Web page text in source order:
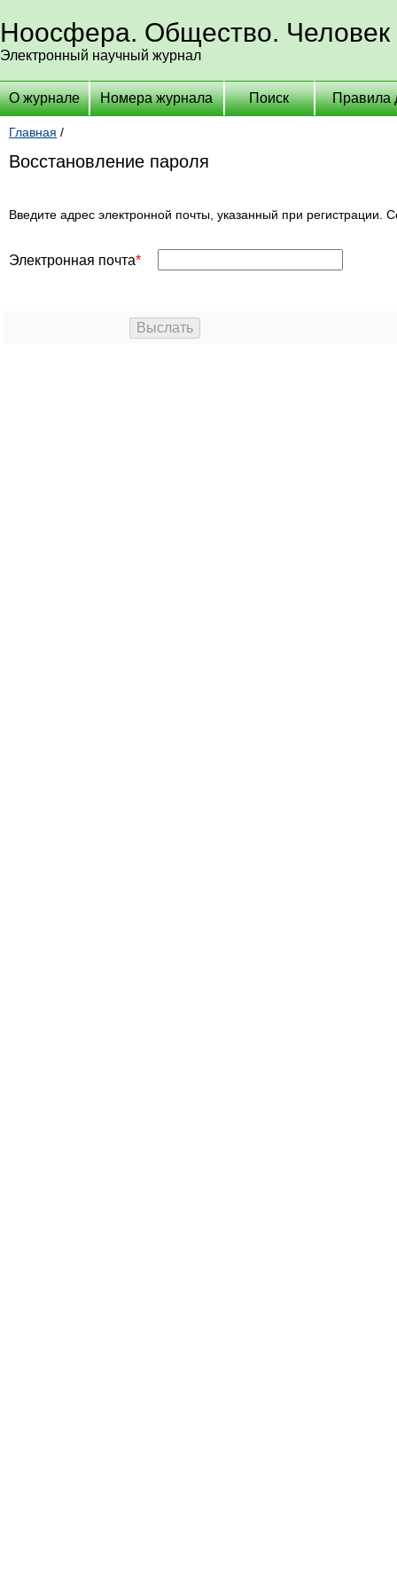
Ноосфера. Общество. Человек
Электронный научный журнал
О журнале Номера журнала Поиск Правила
Главная /
Восстановление пароля
Введите адрес электронной почты, указанный при регистрации.
Электронная почта